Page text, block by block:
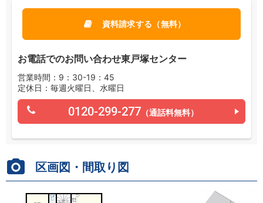
資料請求する（無料）
お電話でのお問い合わせ東戸塚センター
営業時間：9：30-19：45
定休日：毎週火曜日、水曜日
0120-299-277 （通話料無料）
区画図・間取り図